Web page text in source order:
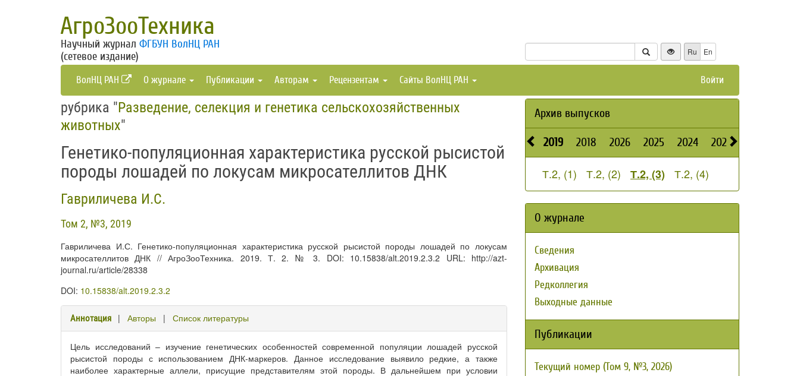
АгроЗооТехника
Научный журнал ФГБУН ВолНЦ РАН
(сетевое издание)
Ru En
ВолНЦ РАН О журнале Публикации Авторам Рецензентам Сайты ВолНЦ РАН Войти
рубрика "Разведение, селекция и генетика сельскохозяйственных
животных"
Генетико-популяционная характеристика русской рысистой
породы лошадей по локусам микросателлитов ДНК
Гавриличева И.С.
Том 2, №3, 2019
Гавриличева И.С. Генетико-популяционная характеристика русской рысистой породы лошадей по локусам
микросателлитов ДНК // АгроЗооТехника. 2019. Т. 2. № 3. DOI: 10.15838/alt.2019.2.3.2 URL: http://azt-
journal.ru/article/28338
DOI: 10.15838/alt.2019.2.3.2
Аннотация | Авторы | Список литературы
Цель исследований – изучение генетических особенностей современной популяции лошадей русской
рысистой породы с использованием ДНК-маркеров. Данное исследование выявило редкие, а также
наиболее характерные аллели, присущие представителям этой породы. В дальнейшем при условии
Архив выпусков
2019 2018 2026 2025 2024 2023
Т.2, (1) Т.2, (2) Т.2, (3) Т.2, (4)
О журнале
Сведения
Архивация
Редколлегия
Выходные данные
Публикации
Текущий номер (Том 9, №3, 2026)